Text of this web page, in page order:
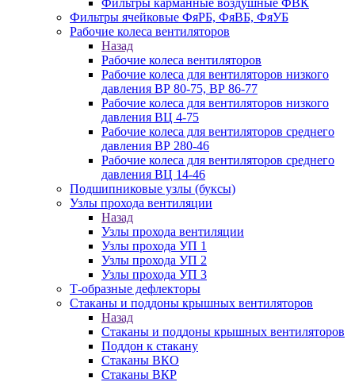
Фильтры карманные воздушные ФВК
Фильтры ячейковые ФяРБ, ФяВБ, ФяУБ
Рабочие колеса вентиляторов
Назад
Рабочие колеса вентиляторов
Рабочие колеса для вентиляторов низкого
давления ВР 80-75, ВР 86-77
Рабочие колеса для вентиляторов низкого
давления ВЦ 4-75
Рабочие колеса для вентиляторов среднего
давления ВР 280-46
Рабочие колеса для вентиляторов среднего
давления ВЦ 14-46
Подшипниковые узлы (буксы)
Узлы прохода вентиляции
Назад
Узлы прохода вентиляции
Узлы прохода УП 1
Узлы прохода УП 2
Узлы прохода УП 3
Т-образные дефлекторы
Стаканы и поддоны крышных вентиляторов
Назад
Стаканы и поддоны крышных вентиляторов
Поддон к стакану
Стаканы ВКО
Стаканы ВКР